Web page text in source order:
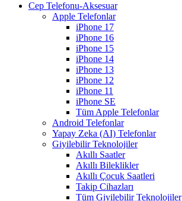
Cep Telefonu-Aksesuar
Apple Telefonlar
iPhone 17
iPhone 16
iPhone 15
iPhone 14
iPhone 13
iPhone 12
iPhone 11
iPhone SE
Tüm Apple Telefonlar
Android Telefonlar
Yapay Zeka (AI) Telefonlar
Giyilebilir Teknolojiler
Akıllı Saatler
Akıllı Bileklikler
Akıllı Çocuk Saatleri
Takip Cihazları
Tüm Giyilebilir Teknolojiler